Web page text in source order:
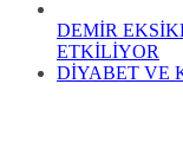
DEMİR
ETKİLİYOR
DİYABET VE